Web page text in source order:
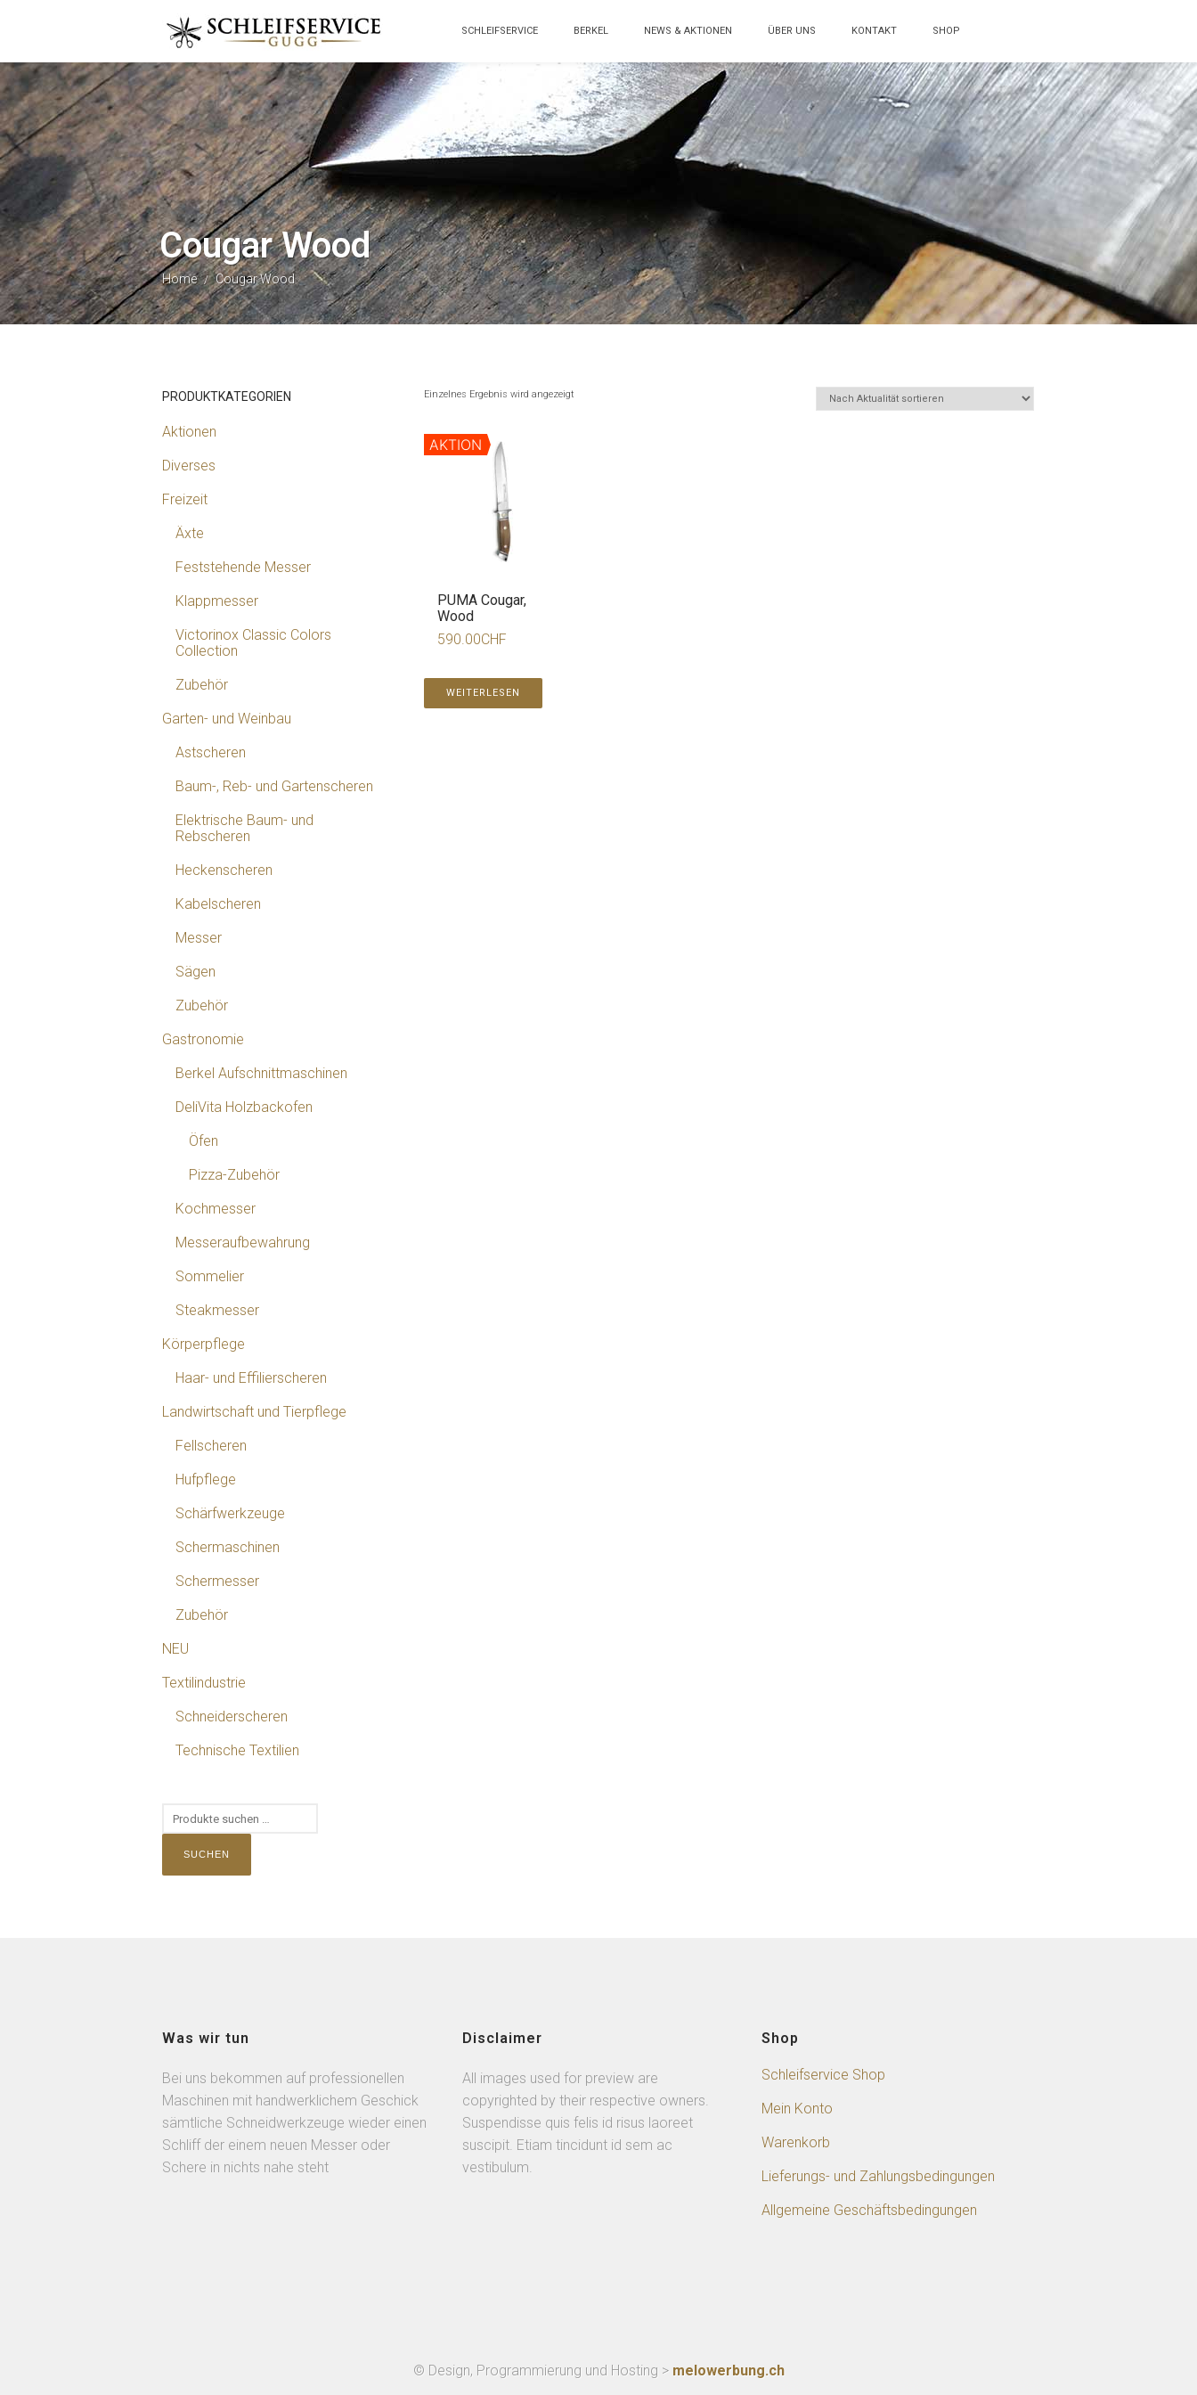
SCHLEIFSERVICE BERKEL NEWS & AKTIONEN ÜBER UNS KONTAKT SHOP
Cougar Wood
Home / Cougar Wood
Einzelnes Ergebnis wird angezeigt
AKTION
PUMA Cougar,
Wood
590.00CHF
WEITERLESEN
PRODUKTKATEGORIEN
Aktionen
Diverses
Freizeit
Äxte
Feststehende Messer
Klappmesser
Victorinox Classic Colors
Collection
Zubehör
Garten- und Weinbau
Astscheren
Baum-, Reb- und Gartenscheren
Elektrische Baum- und
Rebscheren
Heckenscheren
Kabelscheren
Messer
Sägen
Zubehör
Gastronomie
Berkel Aufschnittmaschinen
DeliVita Holzbackofen
Öfen
Pizza-Zubehör
Kochmesser
Messeraufbewahrung
Sommelier
Steakmesser
Körperpflege
Haar- und Effilierscheren
Landwirtschaft und Tierpflege
Fellscheren
Hufpflege
Schärfwerkzeuge
Schermaschinen
Schermesser
Zubehör
NEU
Textilindustrie
Schneiderscheren
Technische Textilien
SUCHEN
Was wir tun
Bei uns bekommen auf professionellen
Maschinen mit handwerklichem Geschick
sämtliche Schneidwerkzeuge wieder einen
Schliff der einem neuen Messer oder
Schere in nichts nahe steht
Disclaimer
All images used for preview are
copyrighted by their respective owners.
Suspendisse quis felis id risus laoreet
suscipit. Etiam tincidunt id sem ac
vestibulum.
Shop
Schleifservice Shop
Mein Konto
Warenkorb
Lieferungs- und Zahlungsbedingungen
Allgemeine Geschäftsbedingungen
© Design, Programmierung und Hosting > melowerbung.ch